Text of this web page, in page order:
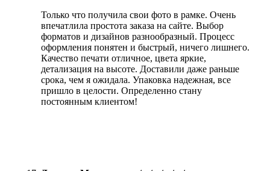
Только что получила свои фото в рамке. Очень
впечатлила простота заказа на сайте. Выбор
форматов и дизайнов разнообразный. Процесс
оформления понятен и быстрый, ничего лишнего.
Качество печати отличное, цвета яркие,
детализация на высоте. Доставили даже раньше
срока, чем я ожидала. Упаковка надежная, все
пришло в целости. Определенно стану
постоянным клиентом!